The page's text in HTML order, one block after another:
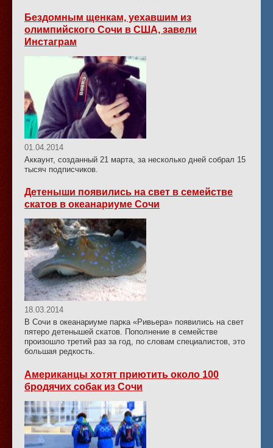
Бездомным щенкам, уехавшим из
олимпийского Сочи в США, завели
Инстаграм
01.04.2014
Аккаунт, созданный 21 марта, за несколько дней собрал 15
тысяч подписчиков.
Детеныши появились на свет в семействе
скатов в океанариуме Сочи
18.03.2014
В Сочи в океанариуме парка «Ривьера» появились на свет
пятеро детенышей скатов. Пополнение в семействе
произошло третий раз за год, по словам специалистов, это
большая редкость.
Американцы хотят приютить около 100
бродячих собак из Сочи